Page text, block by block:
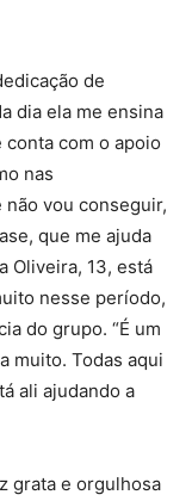
de
dia ela me ensina
conta com o apoio
nas
não vou conseguir,
que me ajuda
Oliveira, 13, está
nesse período,
do grupo. “É um
muito. Todas aqui
ali ajudando a
grata e orgulhosa